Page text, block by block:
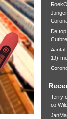
De
Aantal
19)-
Terry
op